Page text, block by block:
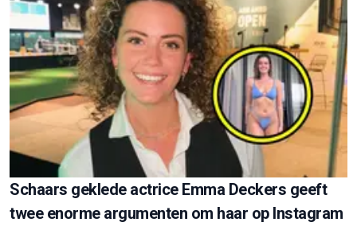
Schaars geklede actrice Emma Deckers geeft
twee enorme argumenten om haar op Instagram